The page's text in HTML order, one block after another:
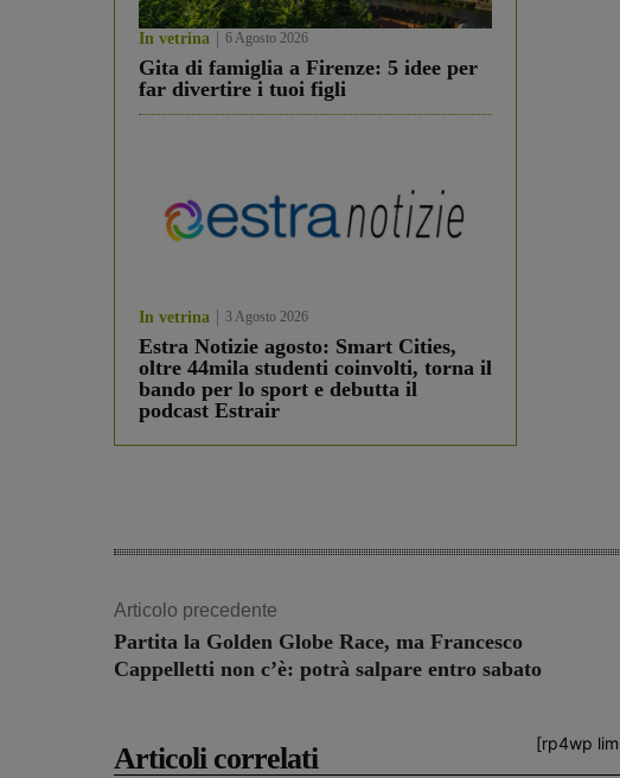
In vetrina 6 Agosto 2026
Gita di famiglia a Firenze: 5 idee per
far divertire i tuoi figli
In vetrina 3 Agosto 2026
Estra Notizie agosto: Smart Cities,
oltre 44mila studenti coinvolti, torna il
bando per lo sport e debutta il
podcast Estrair
Articolo precedente
Partita la Golden Globe Race, ma Francesco
Cappelletti non c’è: potrà salpare entro sabato
[rp4wp
Articoli correlati